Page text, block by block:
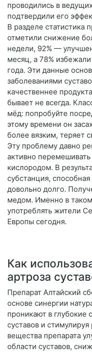
проводились в
подтвердили его
В разделе статистика
отметили снижение
недели, 92% —
месяц, а 78%
года. Эти данные
заболеваниями
качественнее
бывает не всегда.
мёд: попробуйте
этому времени он
более вязким, теряет
Эту проблему давно
активно
кислородом. В
субстанция,
довольно долго.
медом. Именно в
употреблять жители
Европы сегодня.
Как
артроза
Препарат Алтайский
основе синергии
проникают в глубокие
суставов и
вещества препарата
области суставов,